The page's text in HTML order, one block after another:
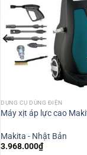
DỤNG CỤ DÙNG ĐIỆN
Máy xịt áp lực cao
Makita - Nhật Bản
3.968.000₫